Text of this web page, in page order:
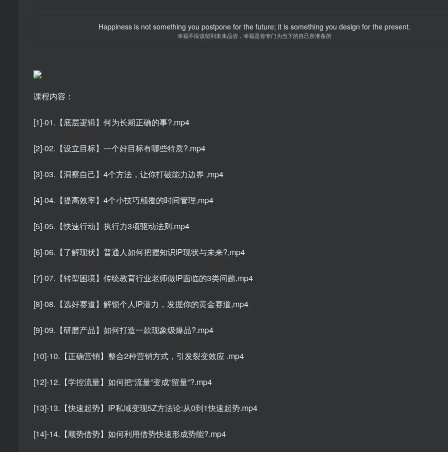
Happiness is not something you postpone for the future; it is something you design for the present.
幸福不应该留到未来品尝，幸福是你专门为当下的自己所准备的
课程内容：
[1]-01.【底层逻辑】何为长期正确的事?.mp4
[2]-02.【设立目标】一个好目标有哪些特质?.mp4
[3]-03.【洞察自己】4个方法，让你打破能力边界 ,mp4
[4]-04.【提高效率】4个小技巧颠覆的时间管理,mp4
[5]-05.【快速行动】执行力3项驱动法则.mp4
[6]-06.【了解现状】普通人如何把握知识IP现状与未来?,mp4
[7]-07.【转型困境】传统教育行业老师做IP面临的3类问题,mp4
[8]-08.【选好赛道】解锁个人IP潜力，发掘你的黄金赛道,mp4
[9]-09.【研磨产品】如何打造一款现象级爆品?.mp4
[10]-10.【正确营销】整合2种营销方式，引发裂变效应 .mp4
[12]-12.【学控流量】如何把“流量”变成“留量”?.mp4
[13]-13.【快速起势】IP私域变现5Z方法论:从0到1快速起势.mp4
[14]-14.【顺势借势】如何利用借势快速形成势能?.mp4